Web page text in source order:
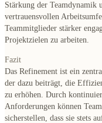
Stärkung der Teamdynamik
vertrauensvollen
Teammitglieder stärker
Projektzielen zu arbeiten.
Fazit
Das Refinement ist ein
der dazu beiträgt, die
zu erhöhen. Durch
Anforderungen können
sicherstellen, dass sie stets